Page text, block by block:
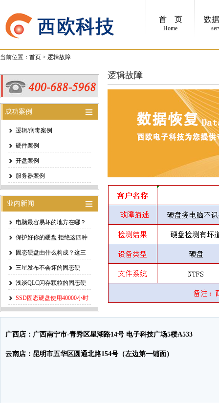
首 页
Home
数
当前位置： 首页 > 逻辑故障
成功案例
逻辑/病毒案例
硬件案例
开盘案例
服务器案例
业内新闻
电脑最容易坏的地方在哪？
Intel官方
保护好你的硬盘 拒绝这四种
错误操
固态硬盘由什么构成？这三
个部分才是
三星发布不会坏的固态硬
盘，再也不担
浅谈QLC闪存颗粒的固态硬
盘的使用
SSD固态硬盘使用40000小时
掉盘问题
逻辑故障
广西店：广西南宁市-青秀区星湖路14号 电子科技广场5楼A533
云南店：昆明市五华区圆通北路154号（左边第一铺面）